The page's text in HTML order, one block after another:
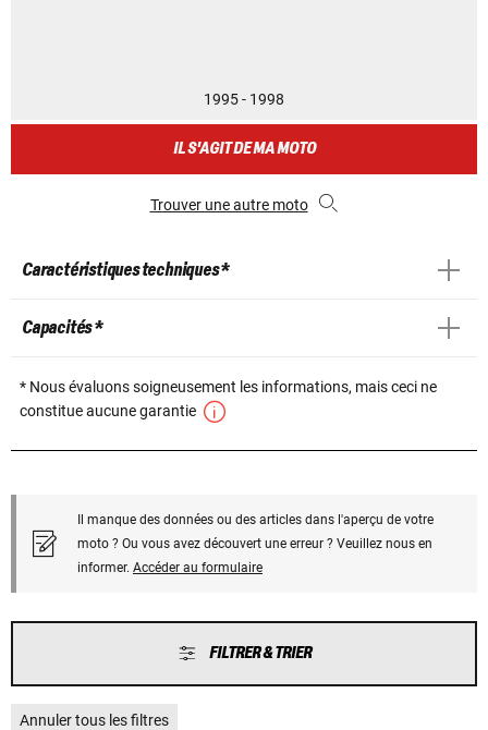
1995 - 1998
IL S'AGIT DE MA MOTO
Trouver une autre moto
Caractéristiques techniques *
Capacités *
* Nous évaluons soigneusement les informations, mais ceci ne
constitue aucune garantie
Il manque des données ou des articles dans l'aperçu de votre
moto ? Ou vous avez découvert une erreur ? Veuillez nous en
informer. Accéder au formulaire
FILTRER & TRIER
Annuler tous les filtres